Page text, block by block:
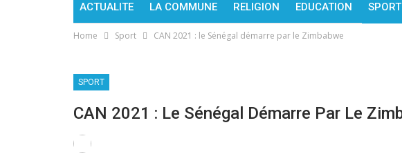
ACTUALITE LA COMMUNE RELIGION EDUCATION SPORT
Home Sport CAN 2021 : le Sénégal démarre par le Zimbabwe
SPORT
CAN 2021 : Le Sénégal Démarre Par Le